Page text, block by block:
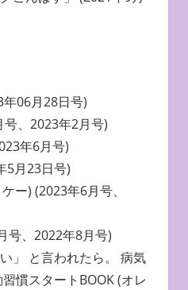
年06月28日号)
号、2023年2月号)
年6月号)
5月23日号)
ー) (2023年6月号、
号、2022年8月号)
」 と言われたら。 病気
慣スタートBOOK (オレ